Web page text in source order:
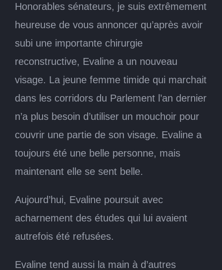
Honorables sénateurs, je suis extrêmement
heureuse de vous annoncer qu’après avoir
subi une importante chirurgie
reconstructive, Evaline a un nouveau
visage. La jeune femme timide qui marchait
dans les corridors du Parlement l’an dernier
n’a plus besoin d’utiliser un mouchoir pour
couvrir une partie de son visage. Evaline a
toujours été une belle personne, mais
maintenant elle se sent belle.
Aujourd’hui, Evaline poursuit avec
acharnement des études qui lui avaient
autrefois été refusées.
Evaline tend aussi la main à d’autres